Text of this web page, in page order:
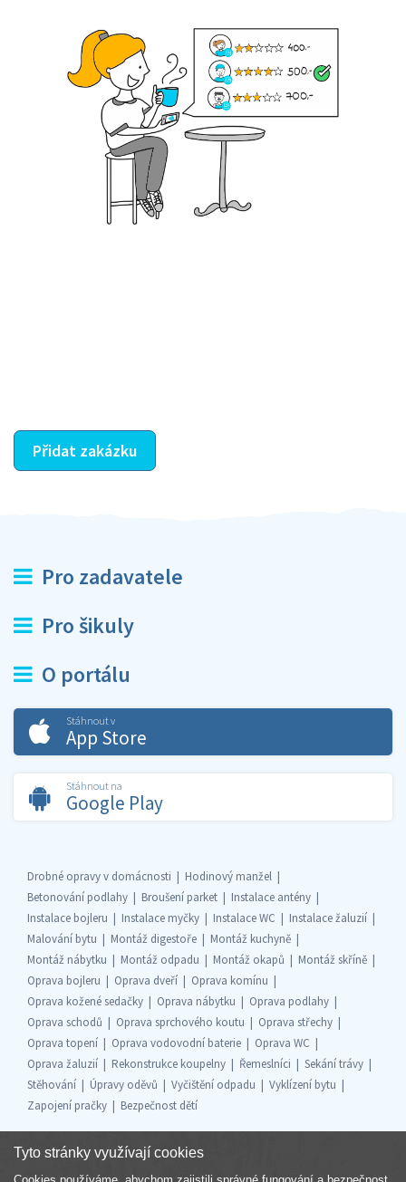
Přidat zakázku
Pro zadavatele
Pro šikuly
O portálu
Stáhnout v
App Store
Stáhnout na
Google Play
Drobné opravy v domácnosti
Hodinový manžel
Betonování podlahy
Broušení parket
Instalace antény
Instalace bojleru
Instalace myčky Instalace WC
Instalace žaluzií
Malování bytu
Montáž digestoře
Montáž kuchyně
Montáž nábytku
Montáž odpadu Montáž okapů
Montáž skříně
Oprava bojleru
Oprava dveří
Oprava komínu
Oprava kožené sedačky
Oprava nábytku
Oprava podlahy
Oprava schodů
Oprava sprchového koutu
Oprava střechy
Oprava topení
Oprava vodovodní baterie
Oprava WC
Oprava žaluzií
Rekonstrukce koupelny Řemeslníci
Sekání trávy
Stěhování
Úpravy oděvů Vyčištění odpadu
Vyklízení bytu
Zapojení pračky
Bezpečnost dětí
Tyto stránky využívají cookies